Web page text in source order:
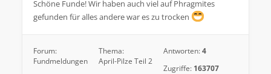
Schöne Funde! Wir haben auch viel auf Phragmites
gefunden für alles andere war es zu trocken
Forum:
Fundmeldungen
Thema:
April-Pilze Teil 2
Antworten:4
Zugriffe: 163707